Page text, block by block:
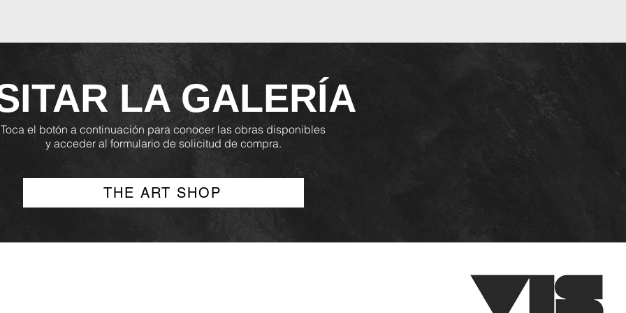
LA GALERÍA
Toca el botón a continuación para conocer las obras disponibles
y acceder al formulario de solicitud de compra.
THE ART SHOP